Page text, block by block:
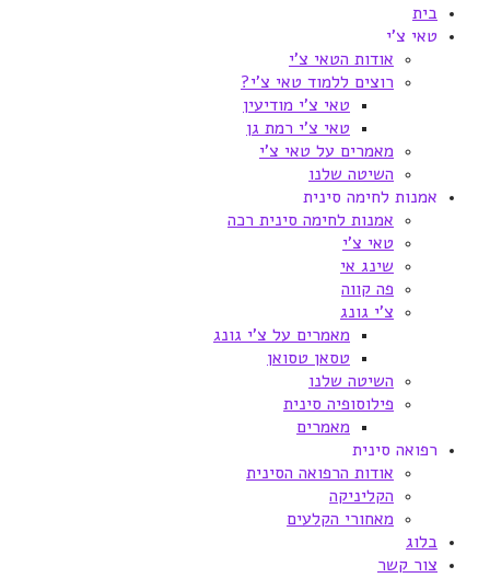
בית
טאי צ'י
אודות הטאי צ'י
רוצים ללמוד טאי צ'י?
טאי צ'י מודיעין
טאי צ'י רמת גן
מאמרים על טאי צ'י
השיטה שלנו
אמנות לחימה סינית
אמנות לחימה סינית רכה
טאי צ'י
שינג אי
פה קווה
צ'י גונג
מאמרים על צ'י גונג
טסאן טסואן
השיטה שלנו
פילוסופיה סינית
מאמרים
רפואה סינית
אודות הרפואה הסינית
הקליניקה
מאחורי הקלעים
בלוג
צור קשר